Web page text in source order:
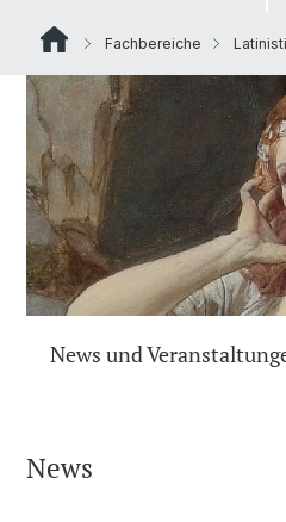
Fachbereiche
News und
News